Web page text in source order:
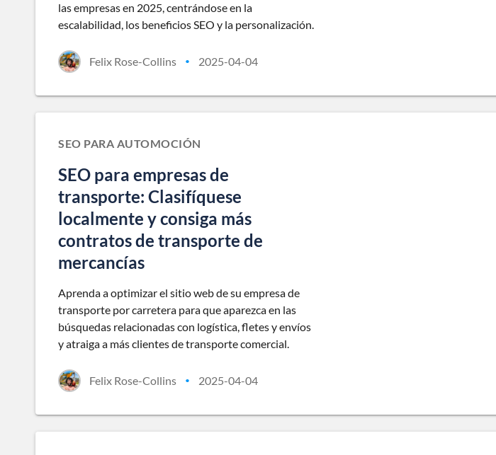
las empresas en 2025, centrándose en la
escalabilidad, los beneficios SEO y la personalización.
Felix Rose-Collins • 2025-04-04
SEO PARA AUTOMOCIÓN
SEO para empresas de
transporte: Clasifíquese
localmente y consiga más
contratos de transporte de
mercancías
Aprenda a optimizar el sitio web de su empresa de
transporte por carretera para que aparezca en las
búsquedas relacionadas con logística, fletes y envíos
y atraiga a más clientes de transporte comercial.
Felix Rose-Collins • 2025-04-04